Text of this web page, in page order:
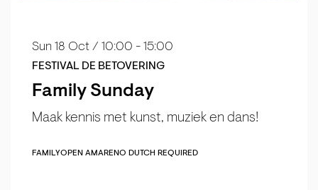
Family Sunday
Maak kennis met kunst, muziek en dans!
FESTIVAL DE BETOVERING
Sun 18 Oct / 10:00 - 15:00
FAMILYOPEN AMARE NO DUTCH REQUIRED